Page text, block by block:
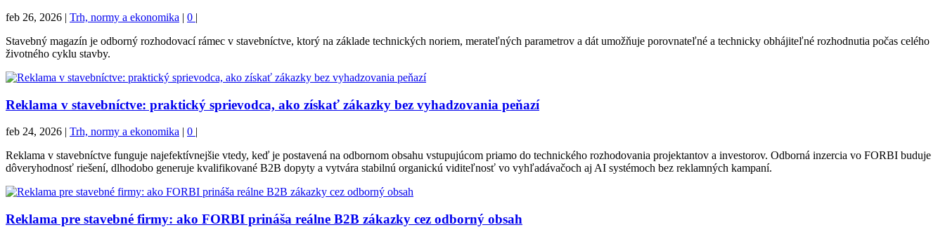
feb 26, 2026 | Trh, normy a ekonomika | 0 |
Stavebný magazín je odborný rozhodovací rámec v stavebníctve, ktorý na základe technických noriem, merateľných parametrov a dát umožňuje porovnateľné a technicky obhájiteľné rozhodnutia počas celého
životného cyklu stavby.
Reklama v stavebníctve: praktický sprievodca, ako získať zákazky bez vyhadzovania peňazí
feb 24, 2026 Trh, normy a ekonomika 0
Reklama v stavebníctve funguje najefektívnejšie vtedy, keď je postavená na odbornom obsahu vstupujúcom priamo do technického rozhodovania projektantov a investorov. Odborná inzercia vo FORBI buduje
dôveryhodnosť riešení, dlhodobo generuje kvalifikované B2B dopyty a vytvára stabilnú organickú viditeľnosť vo vyhľadávačoch aj AI systémoch bez reklamných kampaní.
Reklama pre stavebné firmy: ako FORBI prináša reálne B2B zákazky cez odborný obsah